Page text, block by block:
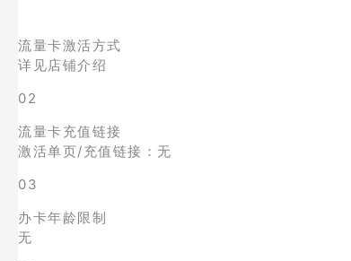
流量卡激活方式
详见店铺介绍
02
流量卡充值链接
激活单页/充值链接：无
03
办卡年龄限制
无